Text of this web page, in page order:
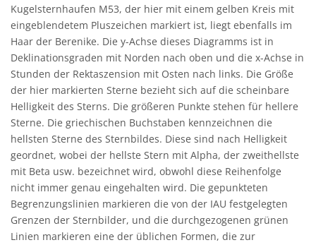
Kugelsternhaufen M53, der hier mit einem gelben Kreis mit
eingeblendetem Pluszeichen markiert ist, liegt ebenfalls im
Haar der Berenike. Die y-Achse dieses Diagramms ist in
Deklinationsgraden mit Norden nach oben und die x-Achse in
Stunden der Rektaszension mit Osten nach links. Die Größe
der hier markierten Sterne bezieht sich auf die scheinbare
Helligkeit des Sterns. Die größeren Punkte stehen für hellere
Sterne. Die griechischen Buchstaben kennzeichnen die
hellsten Sterne des Sternbildes. Diese sind nach Helligkeit
geordnet, wobei der hellste Stern mit Alpha, der zweithellste
mit Beta usw. bezeichnet wird, obwohl diese Reihenfolge
nicht immer genau eingehalten wird. Die gepunkteten
Begrenzungslinien markieren die von der IAU festgelegten
Grenzen der Sternbilder, und die durchgezogenen grünen
Linien markieren eine der üblichen Formen, die zur